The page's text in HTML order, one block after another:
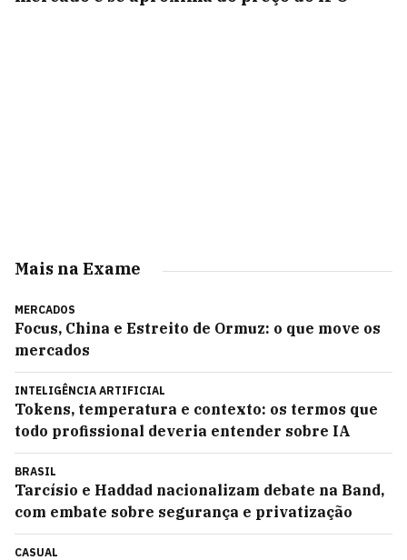
Mais na Exame
MERCADOS
Focus, China e Estreito de Ormuz: o que move os
mercados
INTELIGÊNCIA ARTIFICIAL
Tokens, temperatura e contexto: os termos que
todo profissional deveria entender sobre IA
BRASIL
Tarcísio e Haddad nacionalizam debate na Band,
com embate sobre segurança e privatização
CASUAL